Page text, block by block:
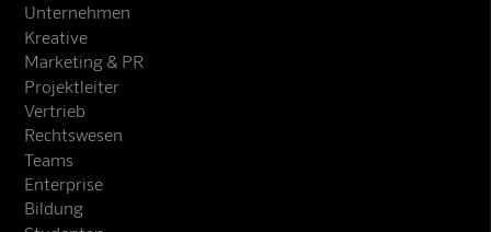
Unternehmen
Kreative
Marketing & PR
Projektleiter
Vertrieb
Rechtswesen
Teams
Enterprise
Bildung